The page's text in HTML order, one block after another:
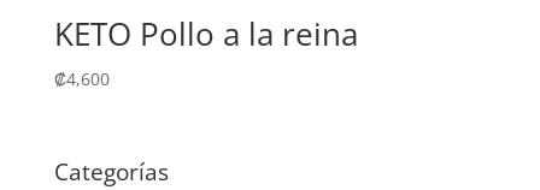
KETO Pollo a la reina
₡4,600
Categorías